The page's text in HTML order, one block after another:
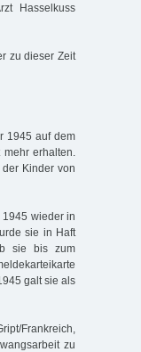
Hasselkuss
zu dieser Zeit
1945 auf dem
erhalten.
Kinder von
1945 wieder in
sie in Haft
sie bis zum
galt sie als
Frankreich,
zu